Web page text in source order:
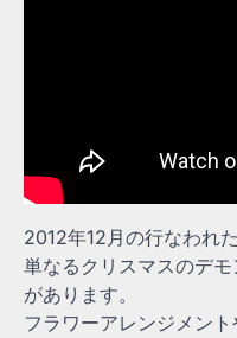
2012年12月の行なわれ
単なるクリスマスのデ
があります。
フラワーアレンジメン